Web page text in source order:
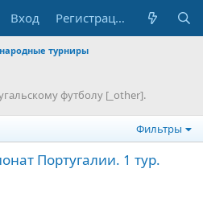
Вход Регистрация
турниры
футболу [_other].
Фильтры
Португалии. 1 тур.